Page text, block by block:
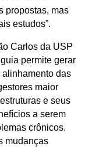
propostas, mas
estudos”.
Carlos da USP
permite gerar
alinhamento das
maior
e seus
a serem
crônicos.
mudanças